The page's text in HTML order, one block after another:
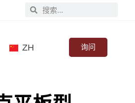
ZH 询问